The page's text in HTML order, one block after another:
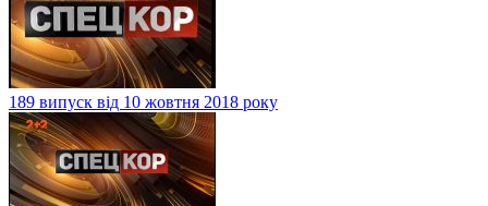
189 випуск від 10 жовтня 2018 року